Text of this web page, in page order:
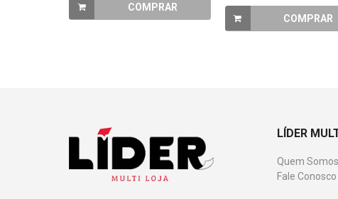
COMPRAR
COMPRAR
LÍDER
Quem Somos
Fale Conosco